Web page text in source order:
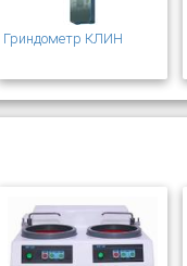
Гриндометр КЛИН